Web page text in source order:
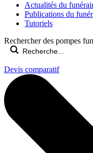
Actualités du
Publications du
Tutoriels
Rechercher des pompes
Devis comparatif